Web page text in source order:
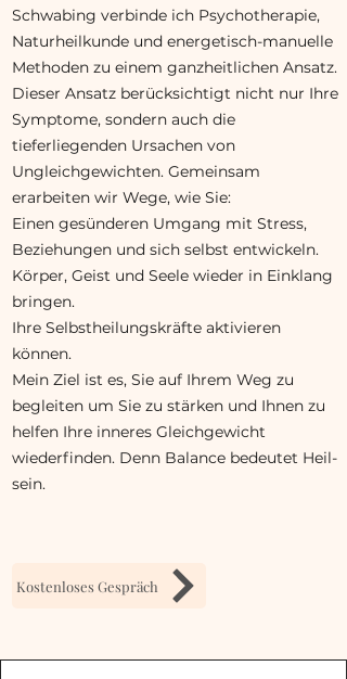
Schwabing verbinde ich Psychotherapie,
Naturheilkunde und energetisch-manuelle
Methoden zu einem ganzheitlichen Ansatz.
Dieser Ansatz berücksichtigt nicht nur Ihre
Symptome, sondern auch die
tieferliegenden Ursachen von
Ungleichgewichten. Gemeinsam
erarbeiten wir Wege, wie Sie:
Einen gesünderen Umgang mit Stress,
Beziehungen und sich selbst entwickeln.
Körper, Geist und Seele wieder in Einklang
bringen.
Ihre Selbstheilungskräfte aktivieren
können.
Mein Ziel ist es, Sie auf Ihrem Weg zu
begleiten um Sie zu stärken und Ihnen zu
helfen Ihre inneres Gleichgewicht
wiederfinden. Denn Balance bedeutet Heil-
sein.
Kostenloses Gespräch